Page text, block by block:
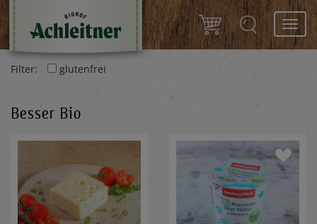
Filter:
glutenfrei
Besser Bio